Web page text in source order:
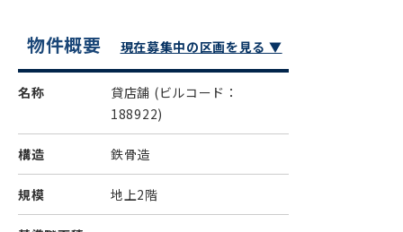
物件概要 現在募集中の区画を見る ▼
名称 貸店舗 (ビルコード：
188922)
構造 鉄骨造
規模 地上2階